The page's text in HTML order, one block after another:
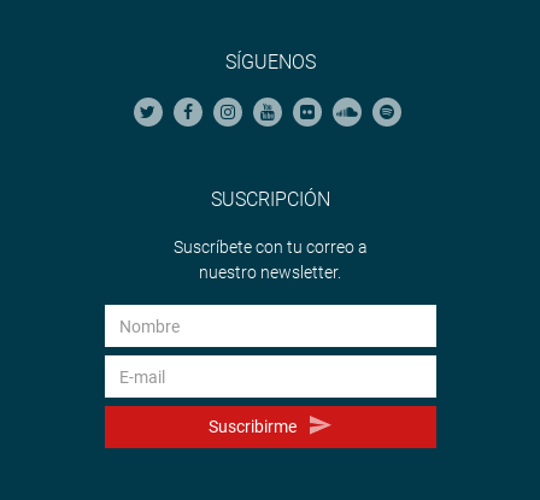
SÍGUENOS
SUSCRIPCIÓN
Suscríbete con tu correo a
nuestro newsletter.
Suscribirme